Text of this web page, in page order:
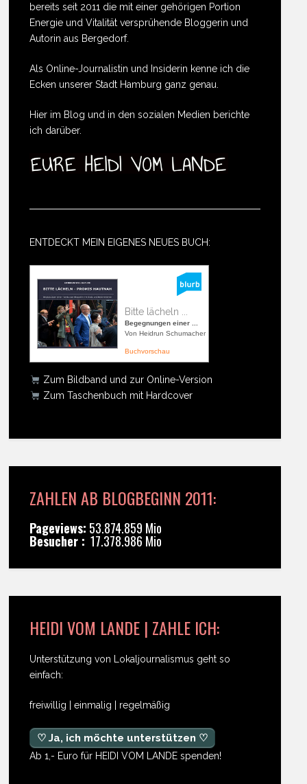
bereits seit 2011 die mit einer gehörigen Portion
Energie und Vitalität versprühende Bloggerin und
Autorin aus Bergedorf.
Als Online-Journalistin und Insiderin kenne ich die
Ecken unserer Stadt Hamburg ganz genau.
Hier im Blog und in den sozialen Medien berichte
ich darüber.
ENTDECKT MEIN EIGENES NEUES BUCH:
Bitte lächeln ...
Begegnungen einer ...
Von Heidrun Schumacher
Buchvorschau
Zum Bildband und zur Online-Version
Zum Taschenbuch mit Hardcover
ZAHLEN AB BLOGBEGINN 2011:
Pageviews: 53.874.859 Mio
Besucher : 17.378.986 Mio
HEIDI VOM LANDE | ZAHLE ICH:
Unterstützung von Lokaljournalismus geht so
einfach:
freiwillig | einmalig | regelmäßig
♡ Ja, ich möchte unterstützen ♡
Ab 1,- Euro für HEIDI VOM LANDE spenden!